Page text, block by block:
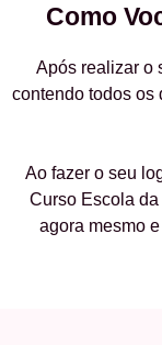
Como
Após realizar o
contendo todos os
Ao fazer o seu
Curso Escola
agora mesmo e